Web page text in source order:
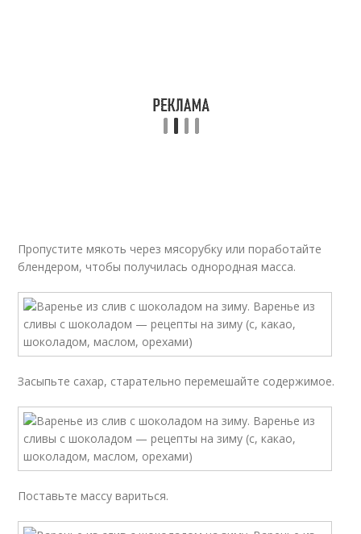
Пропустите мякоть через мясорубку или поработайте
блендером, чтобы получилась однородная масса.
Засыпьте сахар, старательно перемешайте содержимое.
Поставьте массу вариться.